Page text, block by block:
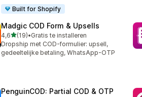
Built for Shopify
Madgic COD Form & Upsells
4,6van 5 sterren
(19)
19 recensies in totaal
•Gratis te installeren
Dropship met COD-formulier: upsell,
gedeeltelijke betaling, WhatsApp-OTP
PenguinCOD: Partial COD & OTP